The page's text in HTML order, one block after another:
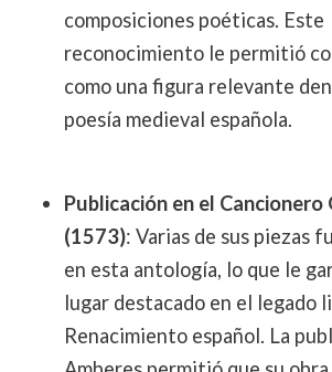
composiciones poéticas. Este
reconocimiento le permitió
como una figura relevante
poesía medieval española.
Publicación en el Cancionero
(1573): Varias de sus piezas
en esta antología, lo que le
lugar destacado en el legado
Renacimiento español. La